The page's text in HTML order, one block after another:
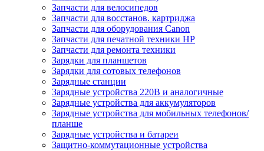
Запчасти для велосипедов
Запчасти для восстанов. картриджа
Запчасти для оборудования Canon
Запчасти для печатной техники HP
Запчасти для ремонта техники
Зарядки для планшетов
Зарядки для сотовых телефонов
Зарядные станции
Зарядные устройства 220В и аналогичные
Зарядные устройства для аккумуляторов
Зарядные устройства для мобильных телефонов/
планше
Зарядные устройства и батареи
Защитно-коммутационные устройства